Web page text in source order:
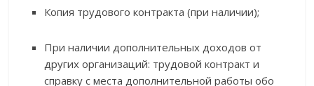
Копия трудового контракта (при наличии);
При наличии дополнительных доходов от
других организаций: трудовой контракт и
справку с места дополнительной работы обо